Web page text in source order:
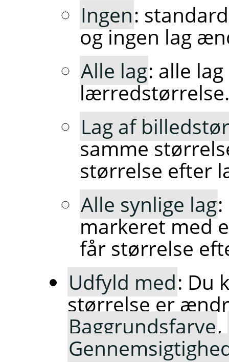
Ingen:
og ingen lag
Alle lag: alle
lærredstørrelse.
Lag af
samme
størrelse efter
Alle synlige lag
markeret med
får størrelse
Udfyld med: Du
størrelse er
Baggrundsfarve,